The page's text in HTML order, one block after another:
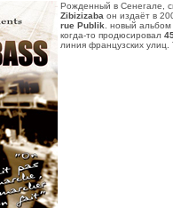
Рожденный в Сенегале,
Zibizizaba он издаёт в
rue Publik . новый альбом
когда-то продюсировал
линия французских